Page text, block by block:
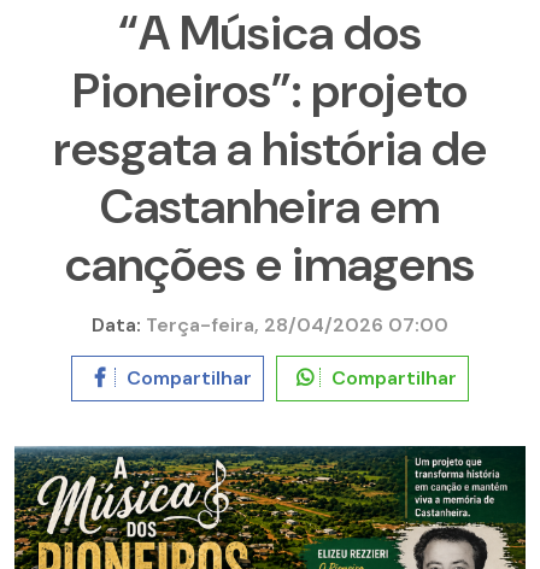
“A Música dos
Pioneiros”: projeto
resgata a história de
Castanheira em
canções e imagens
Data: Terça-feira, 28/04/2026 07:00
Compartilhar Compartilhar